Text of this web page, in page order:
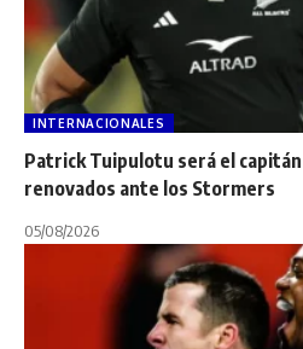
INTERNACIONALES
Patrick Tuipulotu será el capitán
renovados ante los Stormers
05/08/2026